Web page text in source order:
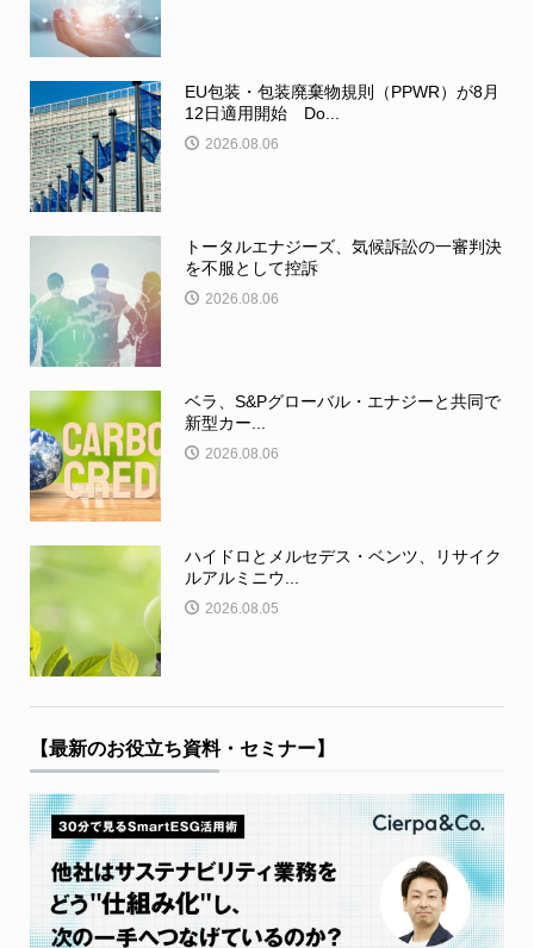
EU包装・包装廃棄物規則（PPWR）が8月
12日適用開始 Do...
2026.08.06
トータルエナジーズ、気候訴訟の一審判決
を不服として控訴
2026.08.06
ベラ、S&Pグローバル・エナジーと共同で
新型カー...
2026.08.06
ハイドロとメルセデス・ベンツ、リサイク
ルアルミニウ...
2026.08.05
【最新のお役立ち資料・セミナー】